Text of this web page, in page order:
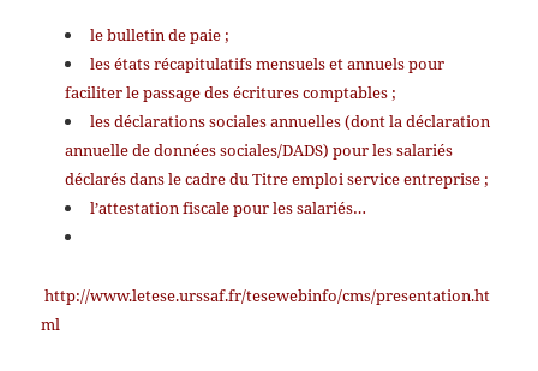
le bulletin de paie ;
les états récapitulatifs mensuels et annuels pour
faciliter le passage des écritures comptables ;
les déclarations sociales annuelles (dont la déclaration
annuelle de données sociales/DADS) pour les salariés
déclarés dans le cadre du Titre emploi service entreprise ;
l’attestation fiscale pour les salariés…
http://www.letese.urssaf.fr/tesewebinfo/cms/presentation.ht
ml